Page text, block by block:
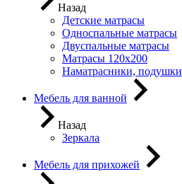
Назад
Детские матрасы
Односпальные матрасы
Двуспальные матрасы
Матрасы 120х200
Наматрасники, подушки
Мебель для ванной
Назад
Зеркала
Мебель для прихожей